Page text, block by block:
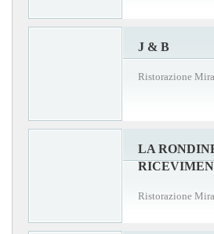
J & B
Ristorazione
LA
Ristorazione